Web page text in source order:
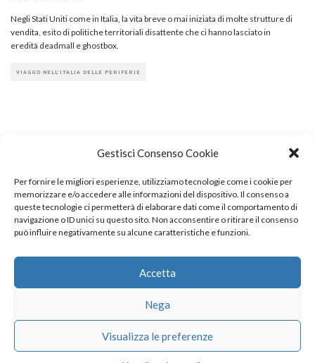
Gestisci Consenso Cookie
Per fornire le migliori esperienze, utilizziamo tecnologie come i cookie per
memorizzare e/o accedere alle informazioni del dispositivo. Il consenso a
queste tecnologie ci permetterà di elaborare dati come il comportamento di
navigazione o ID unici su questo sito. Non acconsentire o ritirare il consenso
può influire negativamente su alcune caratteristiche e funzioni.
Accetta
Nega
Visualizza le preferenze
Negli Stati Uniti come in Italia, la vita breve o mai iniziata di molte strutture di
vendita, esito di politiche territoriali disattente che ci hanno lasciato in
eredità deadmall e ghostbox.
VIAGGO NELL'ITALIA DELLE PERIFERIE
COPYRIGHT
© TheArchitecturalPost 2024
SOCIAL NETWORK
facebookinstagram